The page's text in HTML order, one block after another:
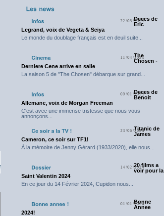
22/05/2025Deces de
Eric
Legrand, voix de Vegeta & Seiya
Le monde du doublage français est en deuil suite...
11/04/2025
The
Chosen -
Derniere Cene arrive en salle
La saison 5 de "The Chosen" débarque sur grand...
09/01/2025Deces de
Benoit
Allemane, voix de Morgan Freeman
C'est avec une immense tristesse que nous vous
annonçons...
23/06/2024Titanic de
James
Cameron, ce soir sur TF1!
À la mémoire de Jenny Gérard (1933/2020), elle nous...
14/02/202420 films a
voir pour la
Saint Valentin 2024
En ce jour du 14 Février 2024, Cupidon nous...
01/01/2024
Bonne
Annee
2024!